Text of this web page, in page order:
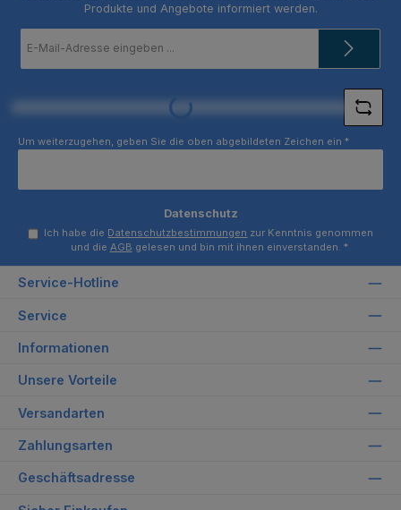
Produkte und Angebote informiert werden.
Mail-
Loading...
Um weiterzugehen, geben Sie die oben abgebildeten Zeichen ein *
Datenschutz
Ich habe die Datenschutzbestimmungen zur Kenntnis genommen
und die AGB gelesen und bin mit ihnen einverstanden. *
Service-Hotline
Service
Informationen
Unsere Vorteile
Versandarten
Zahlungsarten
Geschäftsadresse